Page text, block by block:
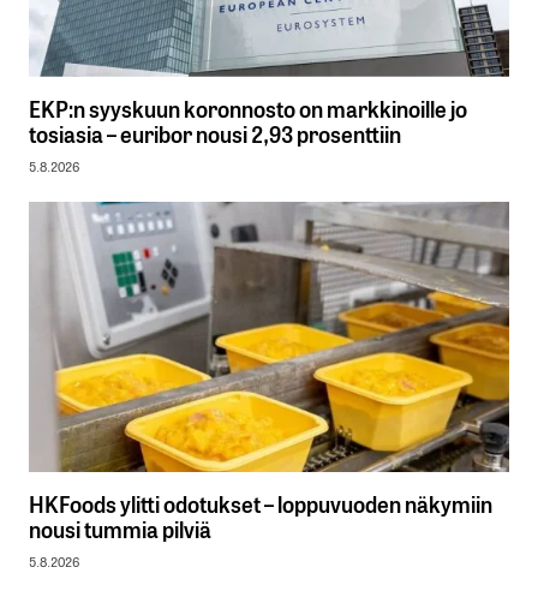
EKP:n syyskuun koronnosto on markkinoille jo
tosiasia – euribor nousi 2,93 prosenttiin
5.8.2026
HKFoods ylitti odotukset – loppuvuoden näkymiin
nousi tummia pilviä
5.8.2026